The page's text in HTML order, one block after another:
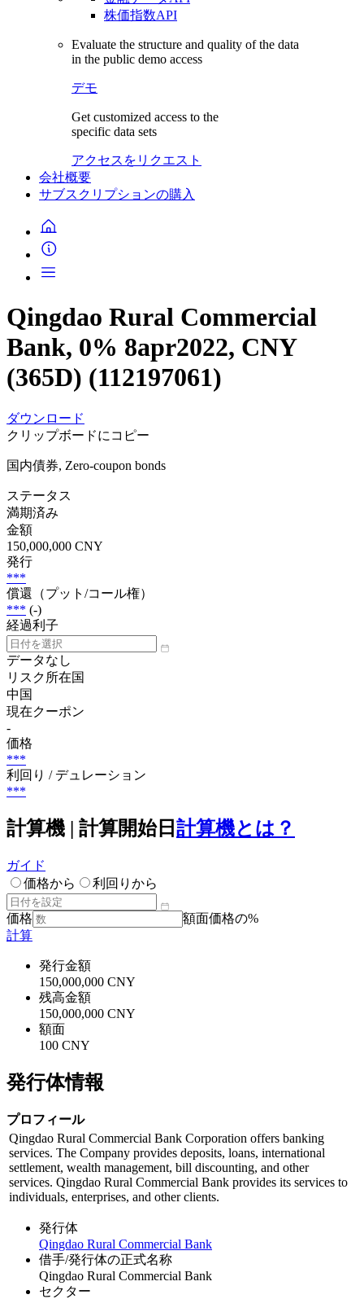
株価指数API
Evaluate the structure and quality of the data
in the public demo access
デモ
Get customized access to the
specific data sets
アクセスをリクエスト
会社概要
サブスクリプションの購入
Qingdao Rural Commercial
Bank, 0% 8apr2022, CNY
(365D) (112197061)
ダウンロード
クリップボードにコピー
国内債券, Zero-coupon bonds
ステータス
満期済み
金額
150,000,000 CNY
発行
***
償還（プット/コール権）
*** (-)
経過利子
データなし
リスク所在国
中国
現在クーポン
-
価格
***
利回り / デュレーション
***
計算機 | 計算開始日 計算機とは？
ガイド
価格から
利回りから
価格
額面価格の%
計算
発行金額
150,000,000 CNY
残高金額
150,000,000 CNY
額面
100 CNY
発行体情報
プロフィール
Qingdao Rural Commercial Bank Corporation offers banking
services. The Company provides deposits, loans, international
settlement, wealth management, bill discounting, and other
services. Qingdao Rural Commercial Bank provides its services to
individuals, enterprises, and other clients.
発行体
Qingdao Rural Commercial Bank
借手/発行体の正式名称
Qingdao Rural Commercial Bank
セクター